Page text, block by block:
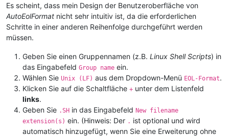
Es scheint, dass mein Design der Benutzeroberfläche von
AutoEolFormat nicht sehr intuitiv ist, da die erforderlichen
Schritte in einer anderen Reihenfolge durchgeführt werden
müssen.
Geben Sie einen Gruppennamen (z.B. Linux Shell Scripts) in
das Eingabefeld Group name ein.
Wählen Sie Unix (LF) aus dem Dropdown-Menü EOL-Format.
Klicken Sie auf die Schaltfläche + unter dem Listenfeld
links.
Geben Sie .SH in das Eingabefeld New filename
extension(s) ein. (Hinweis: Der . ist optional und wird
automatisch hinzugefügt, wenn Sie eine Erweiterung ohne